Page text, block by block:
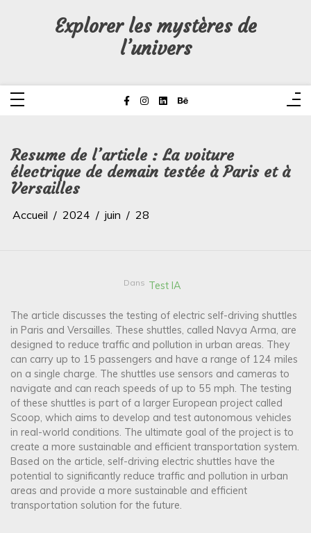
Explorer les mystères de
l’univers
Resume de l’article : La voiture
électrique de demain testée à Paris et à
Versailles
Accueil 2024 juin 28
Dans Test IA
The article discusses the testing of electric self-driving shuttles
in Paris and Versailles. These shuttles, called Navya Arma, are
designed to reduce traffic and pollution in urban areas. They
can carry up to 15 passengers and have a range of 124 miles
on a single charge. The shuttles use sensors and cameras to
navigate and can reach speeds of up to 55 mph. The testing
of these shuttles is part of a larger European project called
Scoop, which aims to develop and test autonomous vehicles
in real-world conditions. The ultimate goal of the project is to
create a more sustainable and efficient transportation system.
Based on the article, self-driving electric shuttles have the
potential to significantly reduce traffic and pollution in urban
areas and provide a more sustainable and efficient
transportation solution for the future.